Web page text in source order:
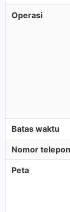
Operasi
Batas waktu
Nomor telepon
Peta